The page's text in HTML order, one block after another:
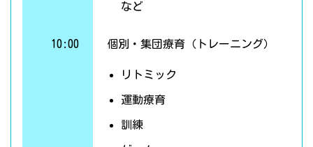
など
10:00 個別・集団療育（トレーニング）
リトミック
運動療育
訓練